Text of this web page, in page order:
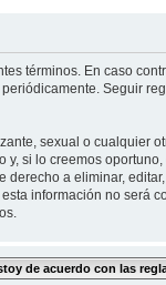
términos. En caso
Seguir
sexual o
si lo creemos
derecho a eliminar,
información no